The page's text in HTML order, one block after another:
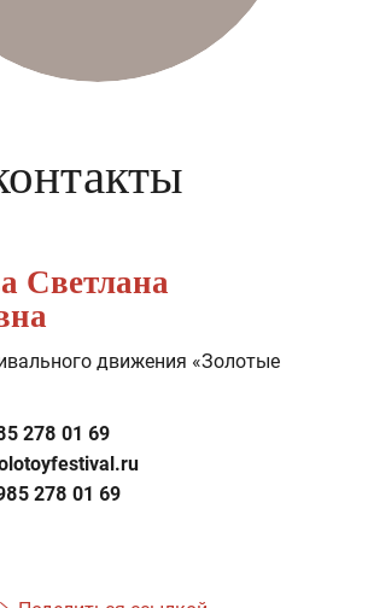
Светлана
движения «Золотые
278 01 69
278 01 69